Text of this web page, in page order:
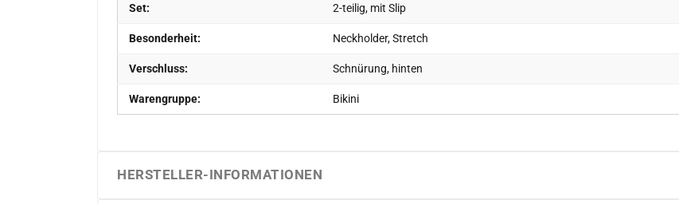
Set: 2-teilig, mit Slip
Besonderheit: Neckholder, Stretch
Verschluss: Schnürung, hinten
Warengruppe: Bikini
HERSTELLER-INFORMATIONEN